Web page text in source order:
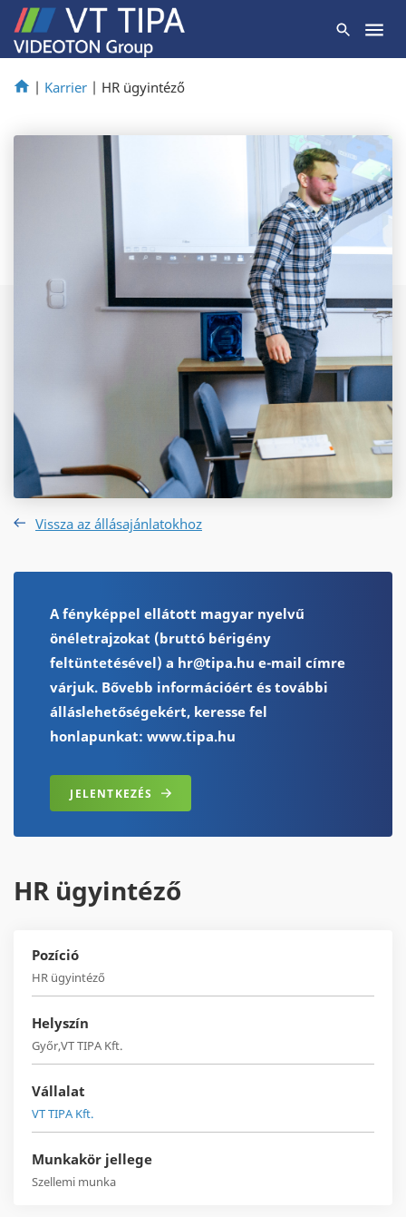
| Karrier | HR ügyintéző
Vissza az állásajánlatokhoz
A fényképpel ellátott magyar nyelvű
önéletrajzokat (bruttó bérigény
feltüntetésével) a hr@tipa.hu e-mail címre
várjuk. Bővebb információért és további
álláslehetőségekért, keresse fel
honlapunkat: www.tipa.hu
JELENTKEZÉS
HR ügyintéző
Pozíció
HR ügyintéző
Helyszín
Győr,VT TIPA Kft.
Vállalat
VT TIPA Kft.
Munkakör jellege
Szellemi munka